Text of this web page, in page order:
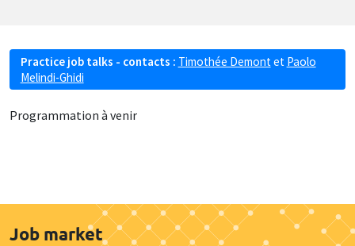
Practice job talks - contacts : Timothée Demont et Paolo
Melindi-Ghidi
Programmation à venir
Job market